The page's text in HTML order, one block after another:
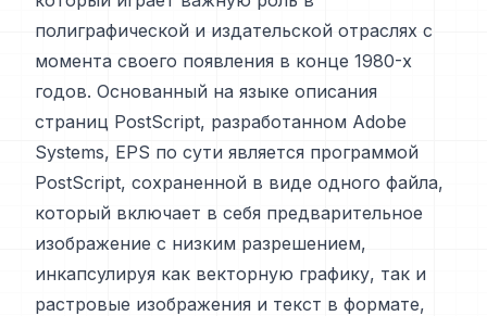
полиграфической и издательской отраслях с
момента своего появления в конце 1980-х
годов. Основанный на языке описания
страниц PostScript, разработанном Adobe
Systems, EPS по сути является программой
PostScript, сохраненной в виде одного файла,
который включает в себя предварительное
изображение с низким разрешением,
инкапсулируя как векторную графику, так и
растровые изображения и текст в формате,